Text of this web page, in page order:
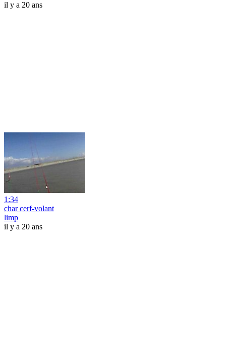
il y a 20 ans
1:34
char cerf-volant
limp
il y a 20 ans